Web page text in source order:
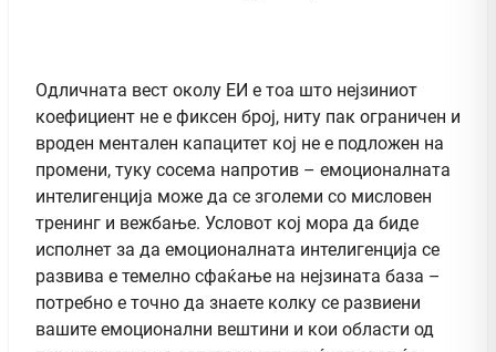
Одличната вест околу ЕИ е тоа што нејзиниот
коефициент не е фиксен број, ниту пак ограничен и
вроден ментален капацитет кој не е подложен на
промени, туку сосема напротив – емоционалната
интелигенција може да се зголеми со мисловен
тренинг и вежбање. Условот кој мора да биде
исполнет за да емоционалната интелигенција се
развива е темелно сфаќање на нејзината база –
потребно е точно да знаете колку се развиени
вашите емоционални вештини и кои области од